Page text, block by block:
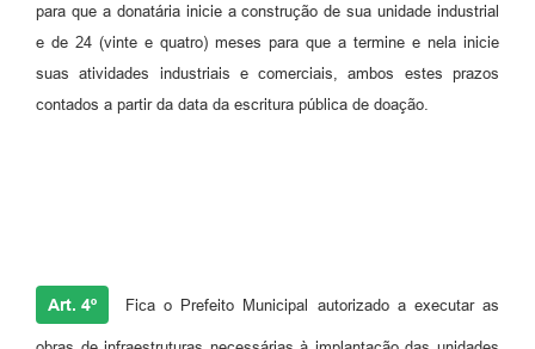
para que a donatária inicie a construção de sua unidade industrial
e de 24 (vinte e quatro) meses para que a termine e nela inicie
suas atividades industriais e comerciais, ambos estes prazos
contados a partir da data da escritura pública de doação.
Art. 4º Fica o Prefeito Municipal autorizado a executar as